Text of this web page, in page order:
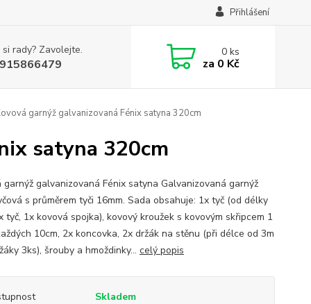
Přihlášení
rady? Zavolejte. 0ks
za 0 Kč
garnýž galvanizovaná Fénix satyna 320cm
satyna 320cm
garnýž galvanizovaná Fénix satyna Galvanizovaná garnýž
s průměrem tyči 16mm. Sada obsahuje: 1x tyč (od délky
tyč, 1x kovová spojka), kovový kroužek s kovovým skřipcem 1
10cm, 2x koncovka, 2x držák na stěnu (při délce od 3m
3ks), šrouby a hmoždinky... celý popis
Skladem